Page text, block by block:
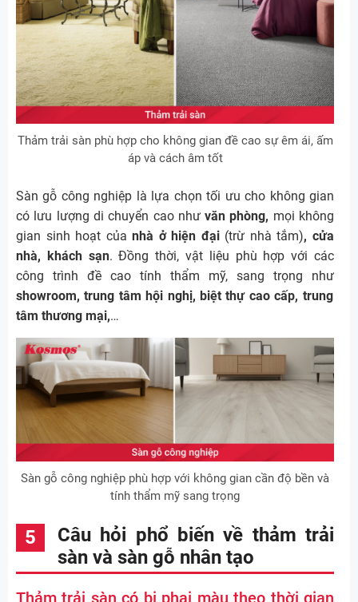
Thảm trải sàn phù hợp cho không gian đề cao sự êm ái, ấm
áp và cách âm tốt
Sàn gỗ công nghiệp là lựa chọn tối ưu cho không gian
có lưu lượng di chuyển cao nhưvăn phòng, mọi không
gian sinh hoạt của nhà ở hiện đại (trừ nhà tắm), cửa
nhà, khách sạn. Đồng thời, vật liệu phù hợp với các
công trình đề cao tính thẩm mỹ, sang trọng như
showroom, trung tâm hội nghị, biệt thự cao cấp, trung
tâm thương mại,…
Sàn gỗ công nghiệp phù hợp với không gian cần độ bền và
tính thẩm mỹ sang trọng
Câu hỏi phổ biến về thảm trải
sàn và sàn gỗ nhân tạo